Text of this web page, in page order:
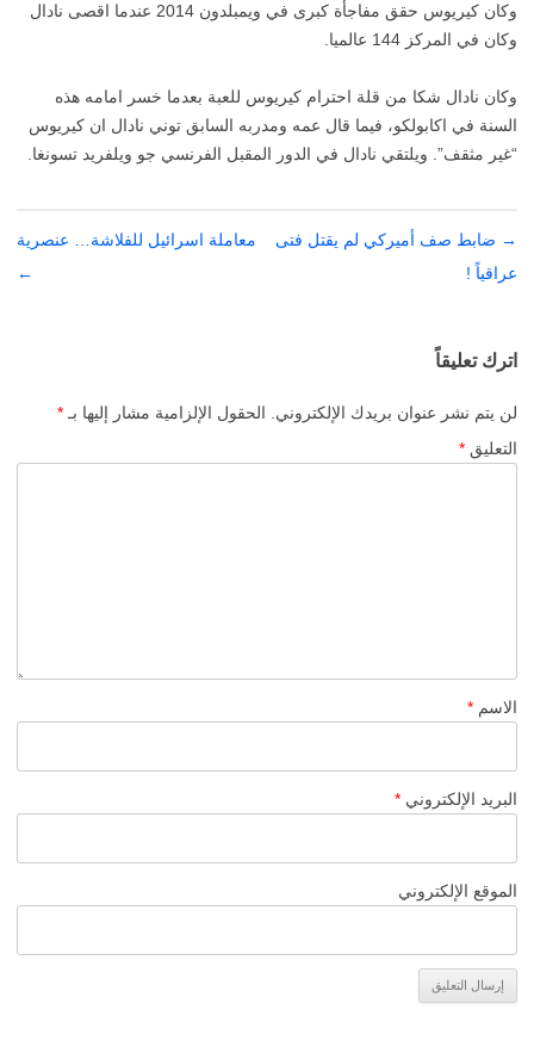
وكان كيريوس حقق مفاجأة كبرى في ويمبلدون 2014 عندما اقصى نادال
وكان في المركز 144 عالميا.
وكان نادال شكا من قلة احترام كيريوس للعبة بعدما خسر امامه هذه
السنة في اكابولكو، فيما قال عمه ومدربه السابق توني نادال ان كيريوس
“غير مثقف”. ويلتقي نادال في الدور المقبل الفرنسي جو ويلفريد تسونغا.
تصفّح
المقالات
→ ضابط صف أميركي لم يقتل فتى
عراقياً !
معاملة اسرائيل للفلاشة… عنصرية
←
اترك تعليقاً
لن يتم نشر عنوان بريدك الإلكتروني. الحقول الإلزامية مشار إليها بـ*
التعليق *
الاسم *
البريد الإلكتروني *
الموقع الإلكتروني